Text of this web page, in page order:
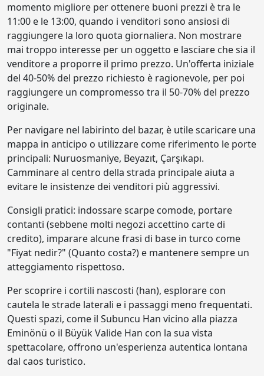
momento migliore per ottenere buoni prezzi è tra le
11:00 e le 13:00, quando i venditori sono ansiosi di
raggiungere la loro quota giornaliera. Non mostrare
mai troppo interesse per un oggetto e lasciare che sia il
venditore a proporre il primo prezzo. Un'offerta iniziale
del 40-50% del prezzo richiesto è ragionevole, per poi
raggiungere un compromesso tra il 50-70% del prezzo
originale.
Per navigare nel labirinto del bazar, è utile scaricare una
mappa in anticipo o utilizzare come riferimento le porte
principali: Nuruosmaniye, Beyazıt, Çarşıkapı.
Camminare al centro della strada principale aiuta a
evitare le insistenze dei venditori più aggressivi.
Consigli pratici: indossare scarpe comode, portare
contanti (sebbene molti negozi accettino carte di
credito), imparare alcune frasi di base in turco come
"Fiyat nedir?" (Quanto costa?) e mantenere sempre un
atteggiamento rispettoso.
Per scoprire i cortili nascosti (han), esplorare con
cautela le strade laterali e i passaggi meno frequentati.
Questi spazi, come il Subuncu Han vicino alla piazza
Eminönü o il Büyük Valide Han con la sua vista
spettacolare, offrono un'esperienza autentica lontana
dal caos turistico.